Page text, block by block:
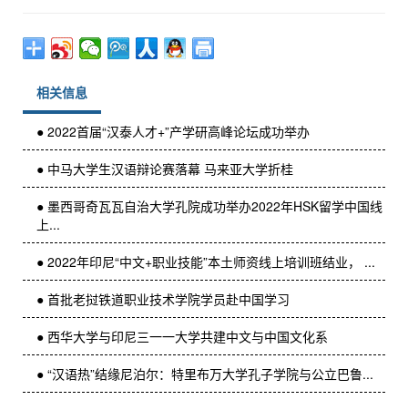
相关信息
● 2022首届“汉泰人才+”产学研高峰论坛成功举办
● 中马大学生汉语辩论赛落幕 马来亚大学折桂
● 墨西哥奇瓦瓦自治大学孔院成功举办2022年HSK留学中国线
上...
● 2022年印尼“中文+职业技能”本土师资线上培训班结业， ...
● 首批老挝铁道职业技术学院学员赴中国学习
● 西华大学与印尼三一一大学共建中文与中国文化系
● “汉语热”结缘尼泊尔：特里布万大学孔子学院与公立巴鲁...